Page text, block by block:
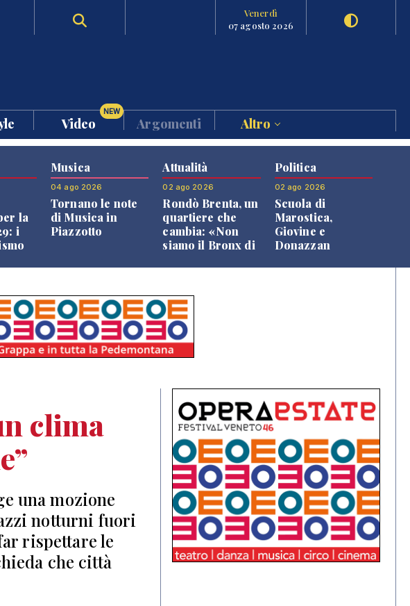
Venerdì
07 agosto 2026
Video
NEW
Argomenti Altro
la
i
Musica
04 ago 2026
Tornano le note
di Musica in
Piazzotto
Attualità
02 ago 2026
Rondò Brenta, un
quartiere che
cambia: «Non
siamo il Bronx di
Politica
02 ago 2026
Scuola di
Marostica,
Giovine e
Donazzan
clima
una mozione
notturni fuori
rispettare le
che città